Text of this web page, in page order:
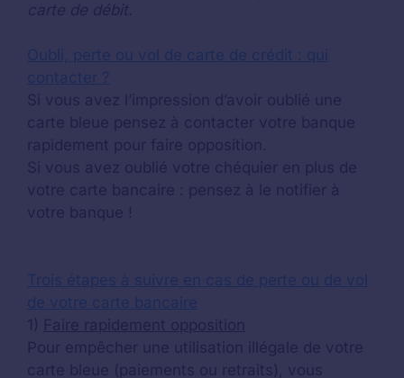
carte de débit.
Oubli, perte ou vol de carte de crédit : qui
contacter ?
Si vous avez l’impression d’avoir oublié une
carte bleue pensez à contacter votre banque
rapidement pour faire opposition.
Si vous avez oublié votre chéquier en plus de
votre carte bancaire : pensez à le notifier à
votre banque !
Trois étapes à suivre en cas de perte ou de vol
de votre carte bancaire
Faire rapidement opposition
Pour empêcher une utilisation illégale de votre
carte bleue (paiements ou retraits), vous